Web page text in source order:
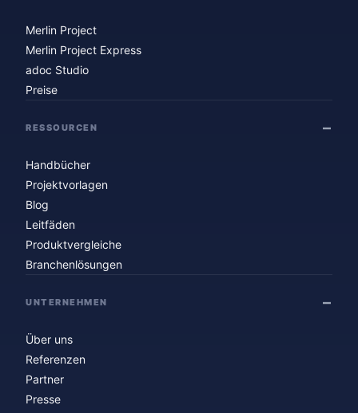
Merlin Project
Merlin Project Express
adoc Studio
Preise
RESSOURCEN
Handbücher
Projektvorlagen
Blog
Leitfäden
Produktvergleiche
Branchenlösungen
UNTERNEHMEN
Über uns
Referenzen
Partner
Presse